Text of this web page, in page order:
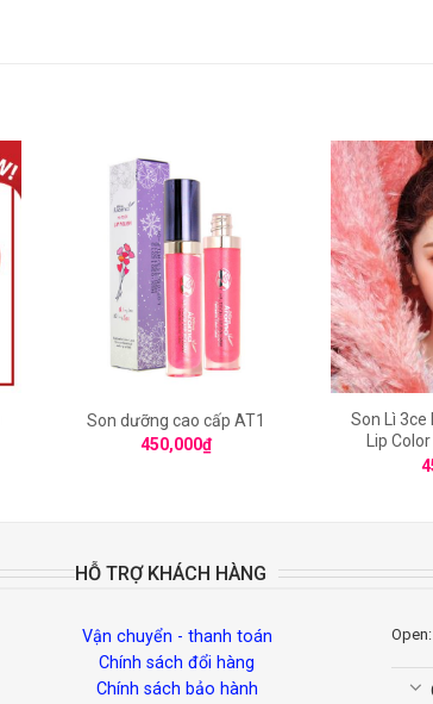
Son dưỡng cao cấp AT1
450,000₫
Son Lì 3ce
Lip
HỖ TRỢ KHÁCH HÀNG
Vận chuyển - thanh toán
Chính sách đổi hàng
Chính sách bảo hành